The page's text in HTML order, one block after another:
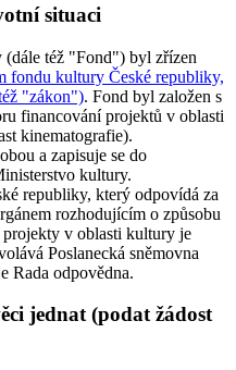
situaci
též "Fond") byl zřízen
fondu kultury České republiky,
"zákon"). Fond byl založen s
financování projektů v oblasti
kinematografie).
a zapisuje se do
kultury.
republiky, který odpovídá za
rozhodujícím o způsobu
v oblasti kultury je
Poslanecká sněmovna
Rada odpovědna.
jednat (podat žádost